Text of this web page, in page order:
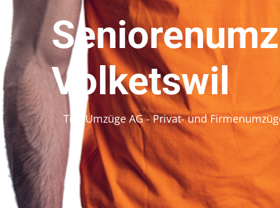
Volketswil
Top Umzüge AG - Privat- und